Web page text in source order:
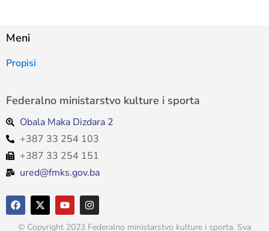
Meni
Propisi
Federalno ministarstvo kulture i sporta
Obala Maka Dizdara 2
+387 33 254 103
+387 33 254 151
ured@fmks.gov.ba
© Copyright 2023 Federalno ministarstvo kulture i sporta. Sva